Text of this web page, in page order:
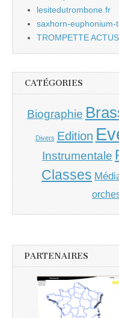
lesitedutrombone.fr
saxhorn-euphonium-
TROMPETTE ACTUS
CATÉGORIES
Biographie
Divers Edition
Instrumentale
Classes
PARTENAIRES